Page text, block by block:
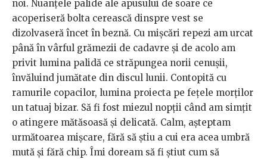
noi. Nuanțele palide ale apusului de soare ce
acoperiseră bolta cerească dinspre vest se
dizolvaseră încet în beznă. Cu mișcări repezi am urcat
până în vârful grămezii de cadavre și de acolo am
privit lumina palidă ce străpungea norii cenușii,
învăluind jumătate din discul lunii. Contopită cu
ramurile copacilor, lumina proiecta pe fețele morților
un tatuaj bizar. Să fi fost miezul nopții când am simțit
o atingere mătăsoasă și delicată. Calm, așteptam
următoarea mișcare, fără să știu a cui era acea umbră
mută și fără chip. Îmi doream să fi știut cum să